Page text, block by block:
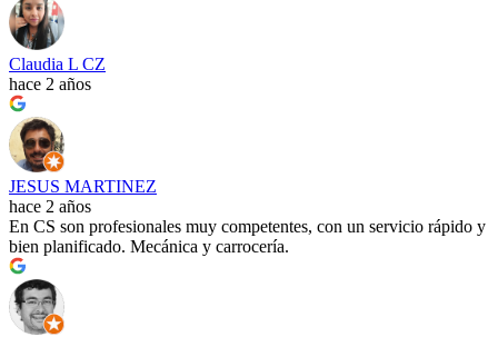
Claudia L CZ
hace 2 años
JESUS MARTINEZ
hace 2 años
En CS son profesionales muy competentes, con un servicio rápido y
bien planificado. Mecánica y carrocería.